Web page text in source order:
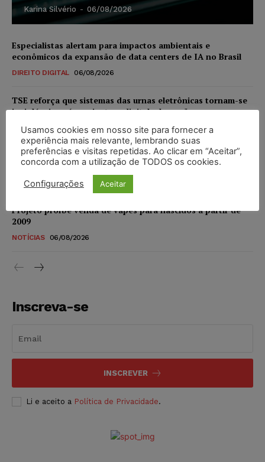
Karina Silvério - 06/08/2026
Especialistas alertam para impactos ambientais e
econômicos da expansão de data centers de IA no Brasil
DIREITO DIGITAL 06/08/2026
TSE reforça que sistemas das urnas eletrônicas tornam-se
invioláveis após assinatura digital e lacração
NOTÍCIAS 06/08/2026
STF inicia julgamento sobre constitucionalidade da
proibição dos jogos de azar no Brasil
NOTÍCIAS 06/08/2026
Projeto proíbe venda de vapes para nascidos a partir de
2009
NOTÍCIAS 06/08/2026
Inscreva-se
INSCREVER
Li e aceito a Política de Privacidade.
Usamos cookies em nosso site para fornecer a
experiência mais relevante, lembrando suas
preferências e visitas repetidas. Ao clicar em “Aceitar”,
concorda com a utilização de TODOS os cookies.
Configurações Aceitar